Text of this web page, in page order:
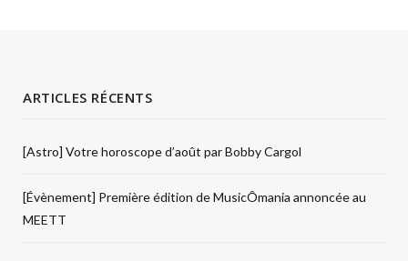
ARTICLES RÉCENTS
[Astro] Votre horoscope d’août par Bobby Cargol
[Évènement] Première édition de MusicÔmania annoncée au
MEETT